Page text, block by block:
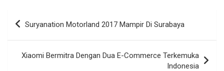
Navigasi
Suryanation Motorland 2017 Mampir Di Surabaya
Xiaomi Bermitra Dengan Dua E-Commerce Terkemuka
Indonesia